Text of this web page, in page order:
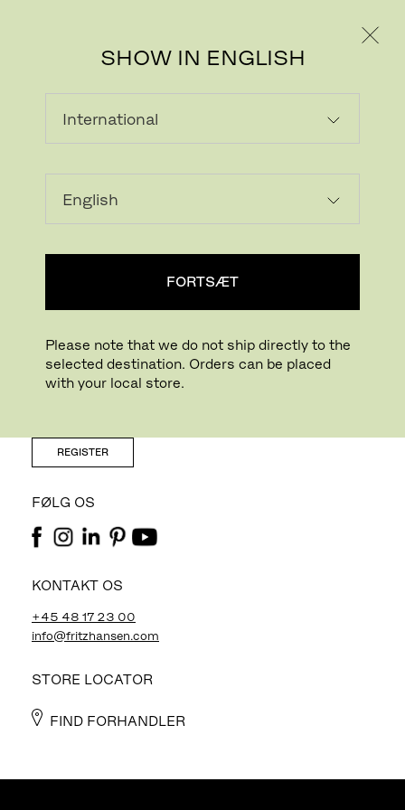
SHOW IN ENGLISH
FORTSÆT
Please note that we do not ship directly to the
selected destination. Orders can be placed
with your local store.
TILGÆNGELIGT PÅ DET VALGTE
REGISTER
FØLG OS
KONTAKT OS
+45 48 17 23 00
info@fritzhansen.com
STORE LOCATOR
FIND FORHANDLER